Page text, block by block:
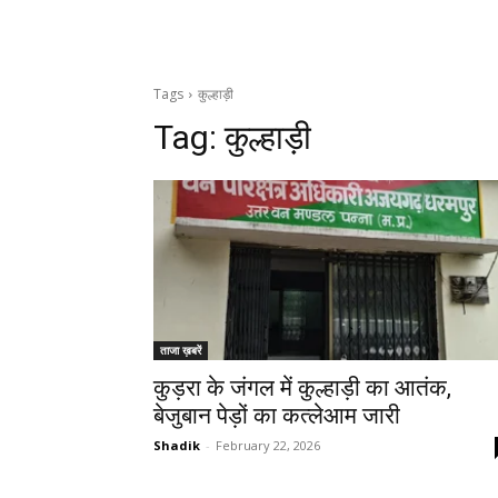
Tags कुल्हाड़ी
Tag:कुल्हाड़ी
ताजा ख़बरें
कुड़रा के जंगल में कुल्हाड़ी का आतंक,
बेजुबान पेड़ों का कत्लेआम जारी
Shadik - February 22, 2026